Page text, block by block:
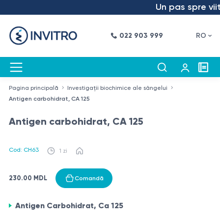
Un pas spre
022 903 999 RO
Pagina principală
Investigații biochimice ale sângelui
Antigen carbohidrat, СА 125
Antigen carbohidrat, СА 125
Cod: CH63 1 zi
230.00 MDL Comandă
Antigen Carbohidrat, Ca 125